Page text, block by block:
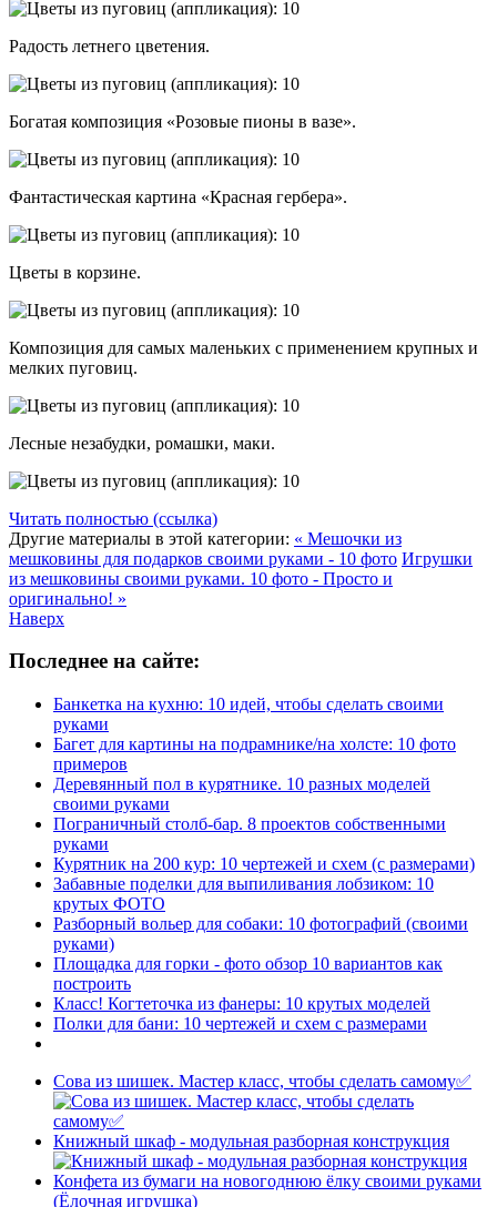
Радость летнего цветения.
Богатая композиция «Розовые пионы в вазе».
Фантастическая картина «Красная гербера».
Цветы в корзине.
Композиция для самых маленьких с применением крупных и
мелких пуговиц.
Лесные незабудки, ромашки, маки.
Читать полностью (ссылка)
Другие материалы в этой категории: « Мешочки из
мешковины для подарков своими руками - 10 фото Игрушки
из мешковины своими руками. 10 фото - Просто и
оригинально! »
Наверх
Последнее на сайте:
Банкетка на кухню: 10 идей, чтобы сделать своими
руками
Багет для картины на подрамнике/на холсте: 10 фото
примеров
Деревянный пол в курятнике. 10 разных моделей
своими руками
Пограничный столб-бар. 8 проектов собственными
руками
Курятник на 200 кур: 10 чертежей и схем (с размерами)
Забавные поделки для выпиливания лобзиком: 10
крутых ФОТО
Разборный вольер для собаки: 10 фотографий (своими
руками)
Площадка для горки - фото обзор 10 вариантов как
построить
Класс! Когтеточка из фанеры: 10 крутых моделей
Полки для бани: 10 чертежей и схем с размерами
Сова из шишек. Мастер класс, чтобы сделать самому✅
Книжный шкаф - модульная разборная конструкция
Конфета из бумаги на новогоднюю ёлку своими руками
(Ёлочная игрушка)